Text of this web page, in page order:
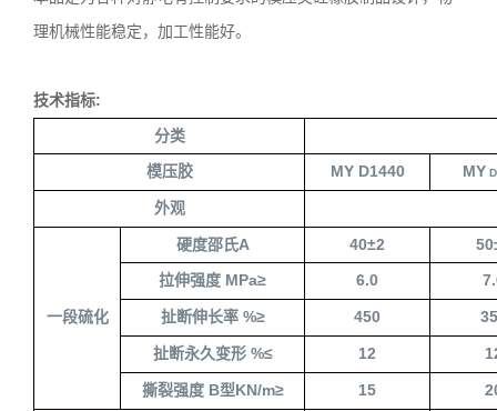
理机械性能稳定，加工性能好。
技术指标:
分类
模压胶
MY D1440 MY
外观
一段硫化
硬度邵氏A 40±2 50
拉伸强度 MPa≥ 6.0
扯断伸长率%≥ 450
扯断永久变形%≤ 12
撕裂强度B型KN/m≥ 15